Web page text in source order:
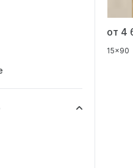
от 4
15x90